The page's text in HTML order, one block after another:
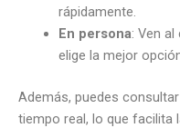
rápidamente.
En persona: Ven al
elige la mejor
Además, puedes
tiempo real, lo que facilita